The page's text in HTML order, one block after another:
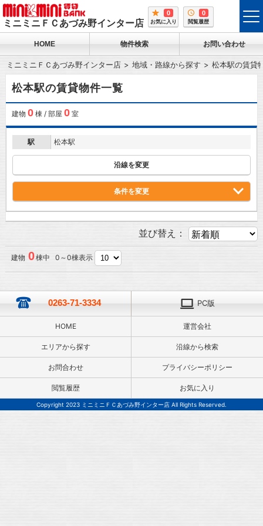
ミニミニＦＣあづみ野インター店
0
お気に入り
0
閲覧履歴
HOME 物件検索 お問い合わせ
ミニミニＦＣあづみ野インター店 地域・路線から探す 松本駅の賃貸
松本駅の賃貸物件一覧
建物 0棟 / 部屋 0室
駅 松本駅
沿線を変更
条件を変更
並び替え：
建物 0棟中 0～0棟表示
0263-71-3334 PC版
HOME 運営会社
エリアから探す 沿線から検索
お問合わせ プライバシーポリシー
閲覧履歴 お気に入り
Copyright 2023 ミニミニＦＣあづみ野インター店 All Rights Reserved.